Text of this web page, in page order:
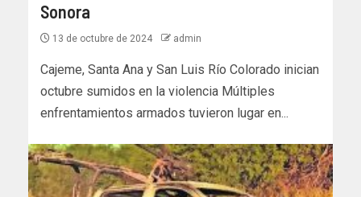
Sonora
13 de octubre de 2024 admin
Cajeme, Santa Ana y San Luis Río Colorado inician
octubre sumidos en la violencia Múltiples
enfrentamientos armados tuvieron lugar en...